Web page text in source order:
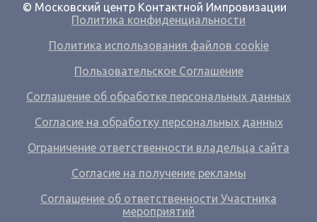
© Московский центр Контактной Импровизации
Политика конфиденциальности
Политика использования файлов cookie
Пользовательское Соглашение
Соглашение об обработке персональных данных
Согласие на обработку персональных данных
Ограничение ответственности владельца сайта
Согласие на получение рекламы
Соглашение об ответственности Участника
мероприятий